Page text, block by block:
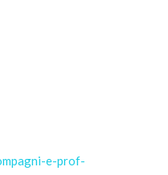
e-prof-